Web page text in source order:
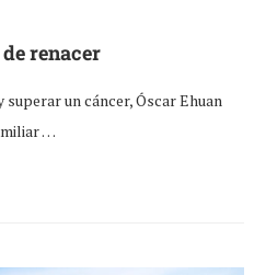
renacer
un cáncer, Óscar Ehuan
…